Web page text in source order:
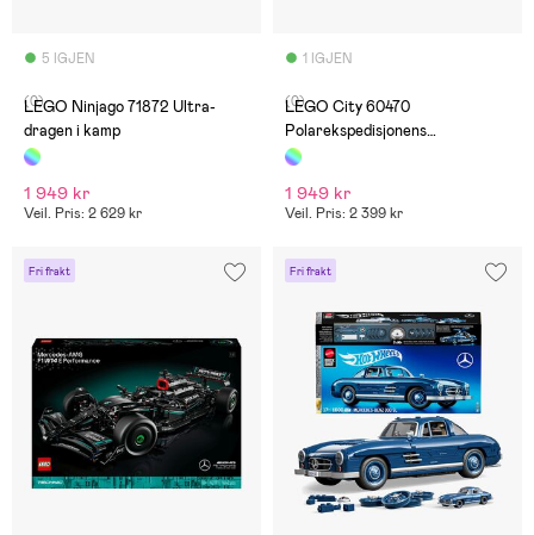
5 IGJEN
(0)
LEGO Ninjago 71872 Ultra-
dragen i kamp
1 949 kr
Veil. Pris: 2 629 kr
1 IGJEN
(0)
LEGO City 60470
Polarekspedisjonens
ekspresstog
1 949 kr
Veil. Pris: 2 399 kr
Fri frakt Fri frakt